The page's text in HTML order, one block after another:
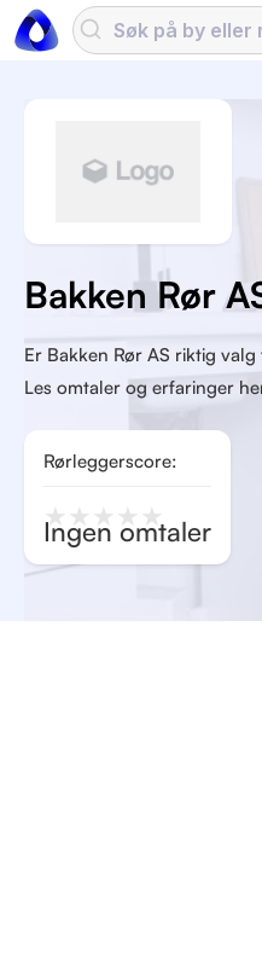
Rørleggerscore:
★ ★ ★ ★ ★
Ingen omtaler
Er Bakken Rør AS riktig
Les omtaler og erfaringer
Bakken Rør